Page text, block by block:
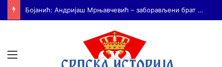
На Дражин дан у Лондону обележено 80. година од мучког убиства генерала Драгољуба Драже Михаиловића